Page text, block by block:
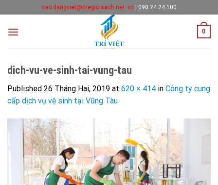
to
content
cao.dangviet@thegioisach.net. vn | 090 24 24 100
0
dich-vu-ve-sinh-tai-vung-tau
Published 26 Tháng Hai, 2019 at 620 × 414 in Công ty cung
cấp dịch vụ vệ sinh tại Vũng Tàu